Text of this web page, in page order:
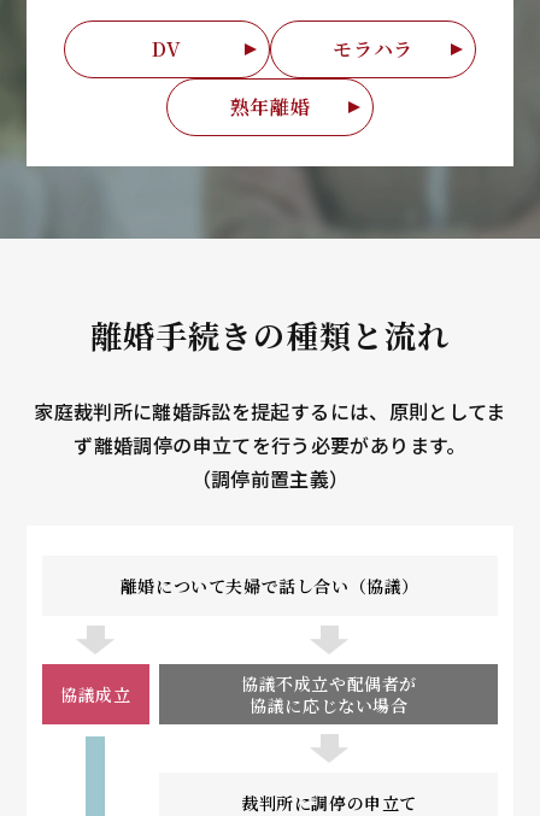
DV モラハラ
熟年離婚
離婚手続きの種類と流れ
家庭裁判所に離婚訴訟を提起するには、原則としてま
ず離婚調停の申立てを行う必要があります。
（調停前置主義）
離婚について夫婦で話し合い（協議）
協議成立
協議不成立や配偶者が
協議に応じない場合
裁判所に調停の申立て